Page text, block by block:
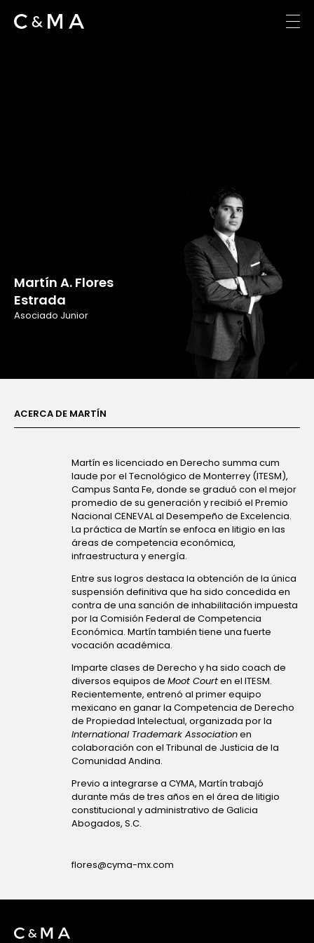
Martín A. Flores
Estrada
Asociado Junior
ACERCA DE MARTÍN
Martín es licenciado en Derecho summa cum
laude por el Tecnológico de Monterrey (ITESM),
Campus Santa Fe, donde se graduó con el mejor
promedio de su generación y recibió el Premio
Nacional CENEVAL al Desempeño de Excelencia.
La práctica de Martín se enfoca en litigio en las
áreas de competencia económica,
infraestructura y energía.
Entre sus logros destaca la obtención de la única
suspensión definitiva que ha sido concedida en
contra de una sanción de inhabilitación impuesta
por la Comisión Federal de Competencia
Económica. Martín también tiene una fuerte
vocación académica.
Imparte clases de Derecho y ha sido coach de
diversos equipos de Moot Courten el ITESM.
Recientemente, entrenó al primer equipo
mexicano en ganar la Competencia de Derecho
de Propiedad Intelectual, organizada por la
International Trademark Associationen
colaboración con el Tribunal de Justicia de la
Comunidad Andina.
Previo a integrarse a CYMA, Martín trabajó
durante más de tres años en el área de litigio
constitucional y administrativo de Galicia
Abogados, S.C.
flores@cyma-mx.com